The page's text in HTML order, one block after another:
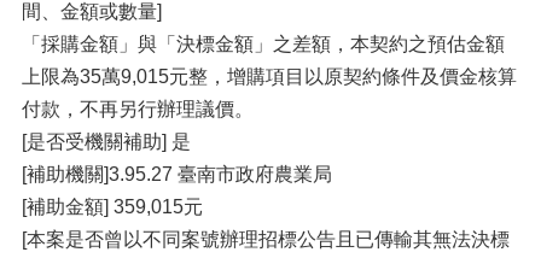
間、金額或數量]
「採購金額」與「決標金額」之差額，本契約之預估金額
上限為35萬9,015元整，增購項目以原契約條件及價金核算
付款，不再另行辦理議價。
[是否受機關補助] 是
[補助機關]3.95.27 臺南市政府農業局
[補助金額] 359,015元
[本案是否曾以不同案號辦理招標公告且已傳輸其無法決標